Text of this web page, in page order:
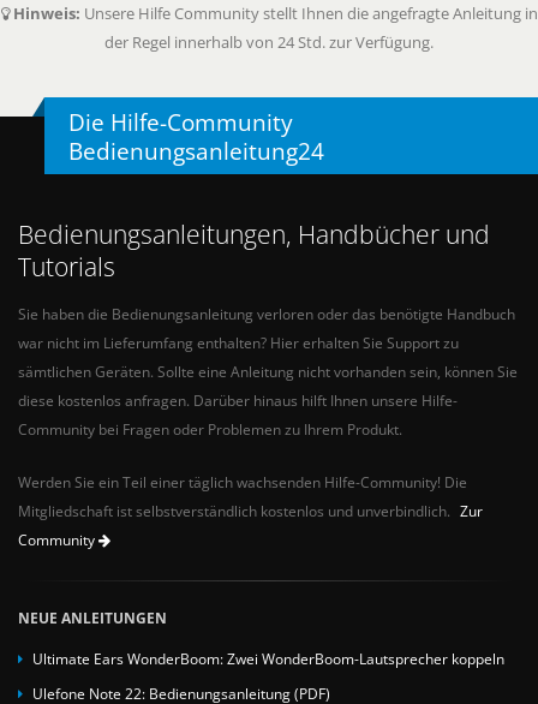
Hinweis: Unsere Hilfe Community stellt Ihnen die angefragte Anleitung in
der Regel innerhalb von 24 Std. zur Verfügung.
Die Hilfe-Community
Bedienungsanleitung24
Bedienungsanleitungen, Handbücher und
Tutorials
Sie haben die Bedienungsanleitung verloren oder das benötigte Handbuch
war nicht im Lieferumfang enthalten? Hier erhalten Sie Support zu
sämtlichen Geräten. Sollte eine Anleitung nicht vorhanden sein, können Sie
diese kostenlos anfragen. Darüber hinaus hilft Ihnen unsere Hilfe-
Community bei Fragen oder Problemen zu Ihrem Produkt.
Werden Sie ein Teil einer täglich wachsenden Hilfe-Community! Die
Mitgliedschaft ist selbstverständlich kostenlos und unverbindlich. Zur
Community
NEUE ANLEITUNGEN
Ultimate Ears WonderBoom: Zwei WonderBoom-Lautsprecher koppeln
Ulefone Note 22: Bedienungsanleitung (PDF)